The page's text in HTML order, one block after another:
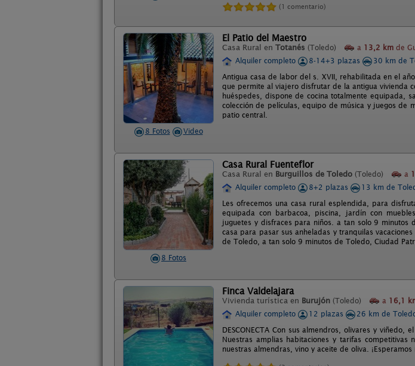
(1 comentario)
8 Fotos Video
El Patio del Maestro
Casa Rural en Totanés (Toledo) a 13,2 km de
Alquiler completo
8-14+3 plazas
30 km de
Antigua casa de labor del s. XVII, rehabilitada en el
que permite al viajero disfrutar de la antigua vivienda
huéspedes, dispone de cocina totalmente equipada,
colección de películas, equipo de música y juegos de
patio central.
8 Fotos
Casa Rural Fuenteflor
Casa Rural en Burguillos de Toledo (Toledo) a
Alquiler completo
8+2 plazas
13 km de
Les ofrecemos una casa rural esplendida, para
equipada con barbacoa, piscina, jardín con
juguetes y disfraces para niños. a tan solo 9 minutos
casa para pasar sus anheladas y tranquilas
de Toledo, a tan solo 9 minutos de Toledo, Ciudad
Finca Valdelajara
Vivienda turística en Burujón (Toledo) a 16,1
Alquiler completo
12 plazas 26 km de
DESCONECTA Con sus almendros, olivares y
Nuestras amplias habitaciones y tarifas competitivas
nuestras almendras, vino y aceite de oliva.